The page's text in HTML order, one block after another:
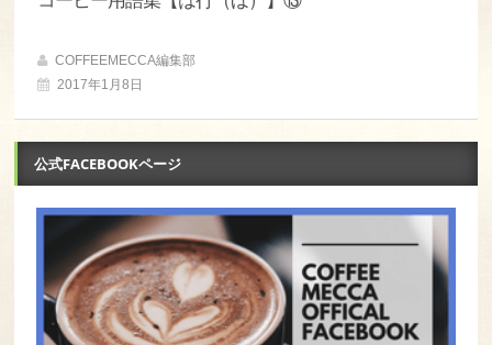
COFFEEMECCA編集部
2017年1月8日
公式FACEBOOKページ